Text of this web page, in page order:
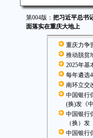
第004版： 把习近平总书
面落实在重庆大地上
重庆力争
推动脱贫
2025年基
每年遴选
南环立交
中国银行
(换)发《
中国银行
（换）
中国银行